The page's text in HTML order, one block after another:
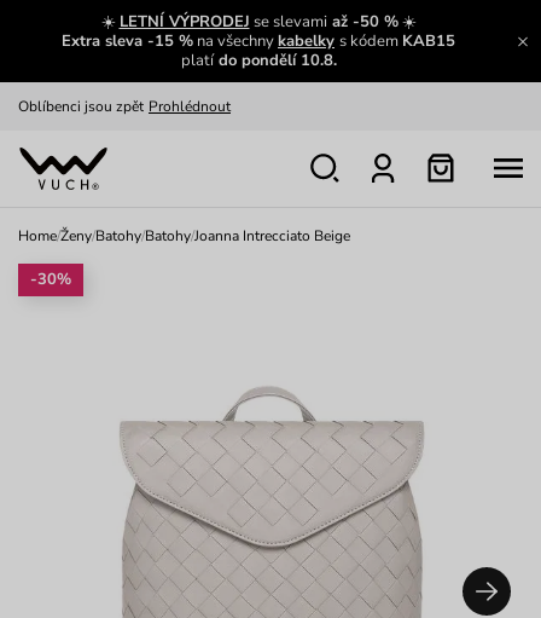
☀️ LETNÍ VÝPRODEJ se slevamiaž -50 %☀️
Extra sleva -15 % na všechnykabelky s kódem KAB15
platído pondělí 10.8.
Zajímavosti ze světa Vuch:
Zobrazit
Oblíbenci jsou zpět Prohlédnout
Nech se inspirovat
Home/Ženy/Batohy/Batohy/Joanna Intrecciato Beige
-30%